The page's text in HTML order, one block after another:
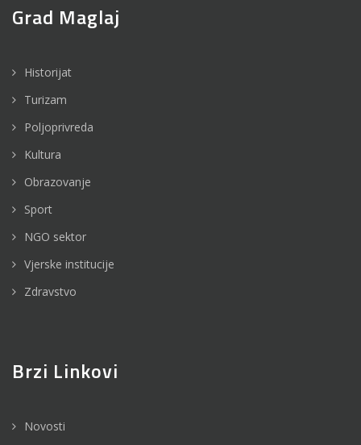
Grad Maglaj
Historijat
Turizam
Poljoprivreda
Kultura
Obrazovanje
Sport
NGO sektor
Vjerske institucije
Zdravstvo
Brzi Linkovi
Novosti